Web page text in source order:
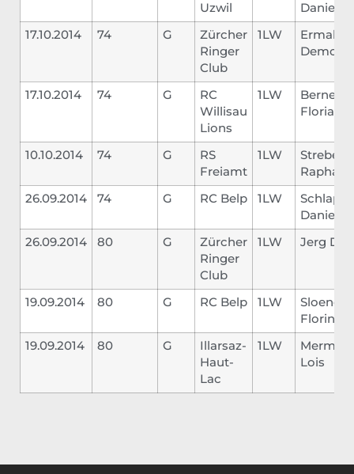
Uzwil
Daniel
17.10.2014
74 G
Zürcher
Ringer
Club
1LW
Ermal
Demoli
17.10.2014 74 G
RC
Willisau
Lions
1LW
Bernet
Florian
10.10.2014 74 G
RS
Freiamt
1LW
Strebel
Raphael
26.09.2014
74 G RC Belp 1LW
Daniel
26.09.2014
80 G
Zürcher
Ringer
Club
1LW Jerg
19.09.2014 80 G RC Belp 1LW
Florin
19.09.2014
80 G
Illarsaz-
Haut-
Lac
1LW
Mermad
Lois